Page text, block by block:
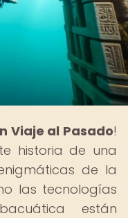
Viaje al Pasado!
historia de una
de la
las tecnologías
están